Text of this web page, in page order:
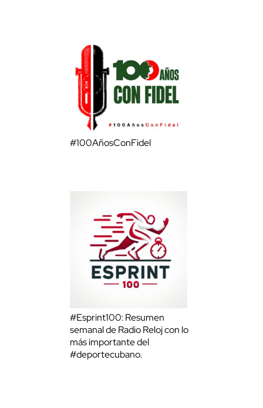
#100AñosConFidel
#Esprint100: Resumen
semanal de Radio Reloj con lo
más importante del
#deportecubano.